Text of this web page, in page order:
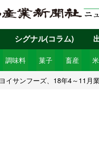
調味料 菓子 畜産
シグナル(コラム)
イサンフーズ、18年4～11月